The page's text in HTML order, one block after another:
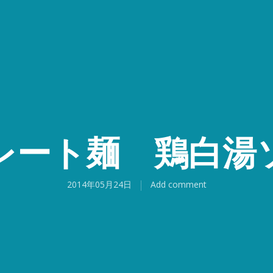
ート麺 鶏白湯
2014年05月24日 Add comment